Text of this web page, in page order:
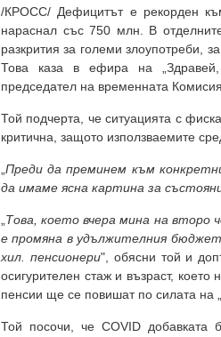
/КРОСС/ Дефицитът е рекорден
нараснал със 750 млн. В
разкрития за големи злоупотреби,
Това каза в ефира на „Здравей,
председател на временната
Той подчерта, че ситуацията с
критична, защото използваемите
Преди да преминем към
да имаме ясна картина за
Това, което вчера мина на второ
е промяна в удължителния
хил. пенсионери", обясни той и
осигурителен стаж и възраст,
пенсии ще се повишат по силата на
Той посочи, че COVID